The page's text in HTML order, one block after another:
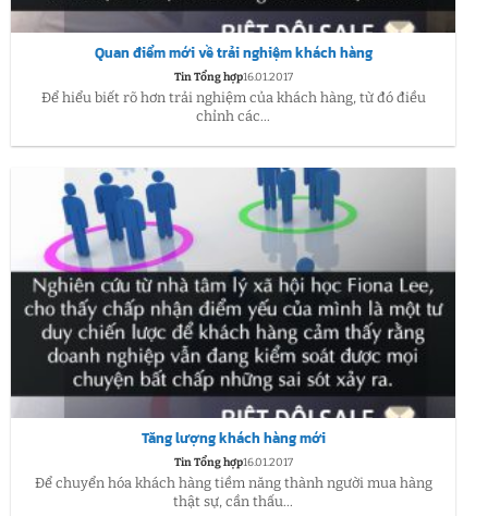
Quan điểm mới về trải nghiệm khách hàng
Tin Tổng hợp16.01.2017
Để hiểu biết rõ hơn trải nghiệm của khách hàng, từ đó điều
chỉnh các...
Tăng lượng khách hàng mới
Tin Tổng hợp16.01.2017
Để chuyển hóa khách hàng tiềm năng thành người mua hàng
thật sự, cần thấu...